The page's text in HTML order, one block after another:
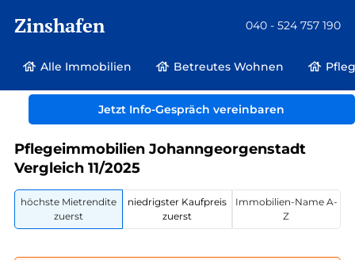
Zinshafen 040 - 524 757 190
Alle Immobilien Betreutes Wohnen
Jetzt Info-Gespräch vereinbaren
Betreutes Wohnen und Pflegeimmobilien Deutschland
Johanngeorgenstadt
Pflegeimmobilien Johanngeorgenstadt
Vergleich 11/2025
höchste Mietrendite
zuerst
niedrigster Kaufpreis
zuerst
Immobilien-Name A-
Z